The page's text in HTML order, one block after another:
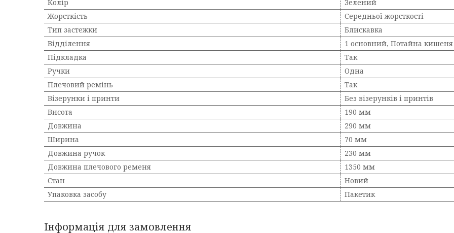
Колір
Зелений
Жорсткість
Середньої жорсткості
Тип застежки
Блискавка
Відділення
1 основний, Потайна кишеня
Підкладка
Так
Ручки
Одна
Плечовий ремінь
Так
Візерунки і принти
Без візерунків і принтів
Висота
190 мм
Довжина
290 мм
Ширина
70 мм
Довжина ручок
230 мм
Довжина плечового ременя
1350 мм
Стан
Новий
Упаковка засобу
Пакетик
Інформація для замовлення